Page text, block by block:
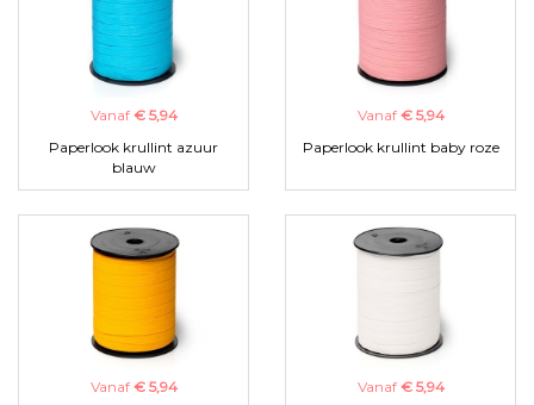
Vanaf € 5,94
Paperlook krullint azuur
blauw
Vanaf € 5,94
Paperlook krullint baby roze
Vanaf € 5,94
Vanaf € 5,94